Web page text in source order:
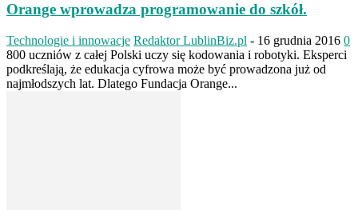
Orange wprowadza programowanie do szkół.
Technologie i innowacje Redaktor LublinBiz.pl - 16 grudnia 2016 0
800 uczniów z całej Polski uczy się kodowania i robotyki. Eksperci
podkreślają, że edukacja cyfrowa może być prowadzona już od
najmłodszych lat. Dlatego Fundacja Orange...